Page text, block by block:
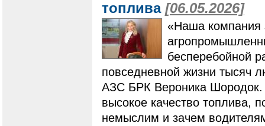
топлива [06.05.2026]
«Наша компания
бесперебойной
повседневной жизни тысяч
АЗС БРК Вероника Шородок.
высокое качество топлива,
немыслим и зачем